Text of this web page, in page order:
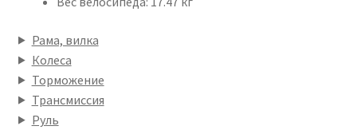
Рама, вилка
Колеса
Торможение
Трансмиссия
Руль